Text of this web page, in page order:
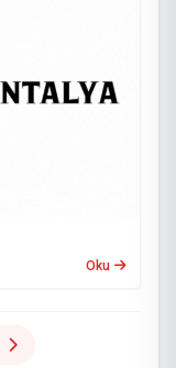
Oku